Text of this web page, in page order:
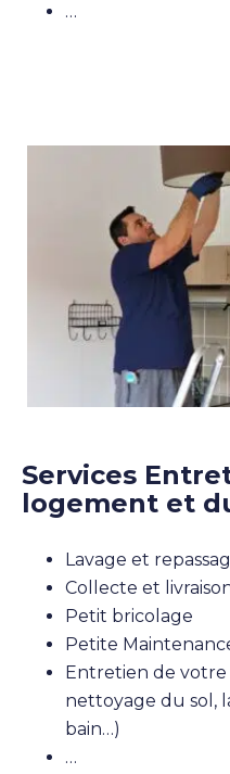
…
Services
logement et
Lavage et
Collecte et
Petit bricolage
Petite
Entretien de
nettoyage du sol,
bain…)
…